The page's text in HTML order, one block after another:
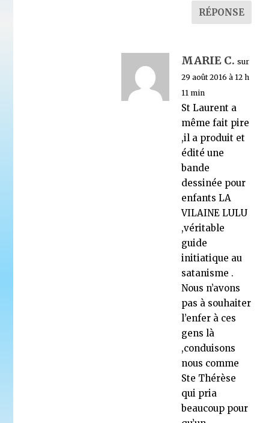
RÉPONSE
MARIE C. sur
29 août 2016 à 12 h
11 min
St Laurent a
même fait pire
,il a produit et
édité une
bande
dessinée pour
enfants LA
VILAINE LULU
,véritable
guide
initiatique au
satanisme .
Nous n’avons
pas à souhaiter
l’enfer à ces
gens là
,conduisons
nous comme
Ste Thérèse
qui pria
beaucoup pour